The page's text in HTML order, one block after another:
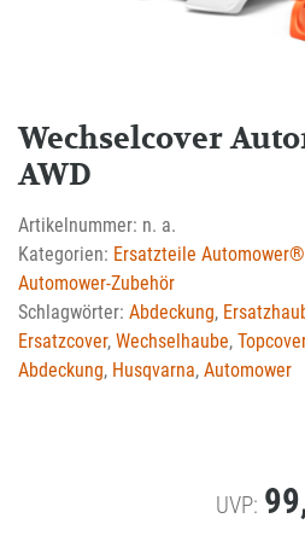
Wechselcover
AWD
Artikelnummer: n. a.
Kategorien: Ersatzteile Automower®
Automower-Zubehör
Schlagwörter: Abdeckung,
Ersatzcover, Wechselhaube, Topcover
Abdeckung, Husqvarna, Automower
UVP: